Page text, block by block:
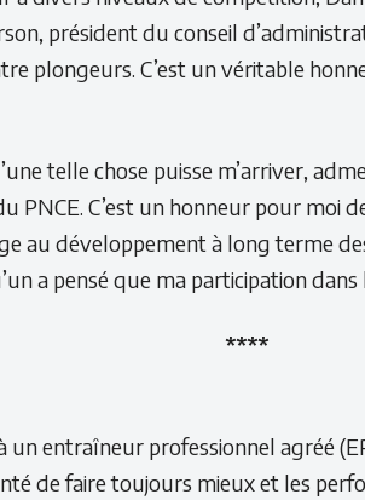
président du conseil
plongeurs. C’est un véritable
telle chose puisse m’arriver,
C’est un honneur pour moi
au développement à long terme
a pensé que ma participation
****
un entraîneur professionnel agréé
de faire toujours mieux et les